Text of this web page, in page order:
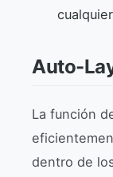
Auto-
La función
dentro de